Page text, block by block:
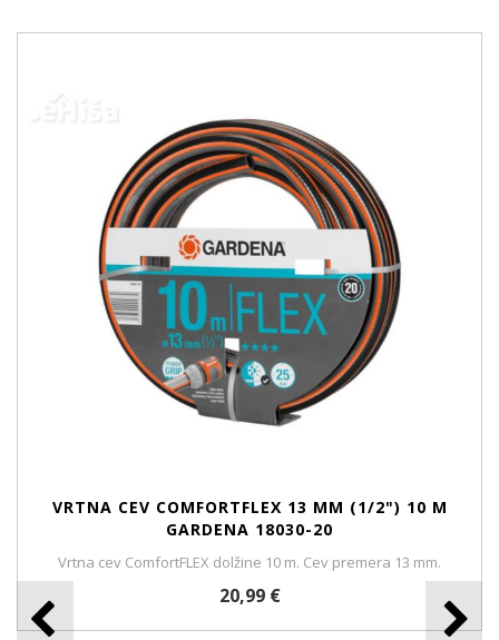
VRTNA CEV COMFORTFLEX 13 MM (1/2") 10 M
GARDENA 18030-20
Vrtna cev ComfortFLEX dolžine 10 m. Cev premera 13 mm.
20,99 €